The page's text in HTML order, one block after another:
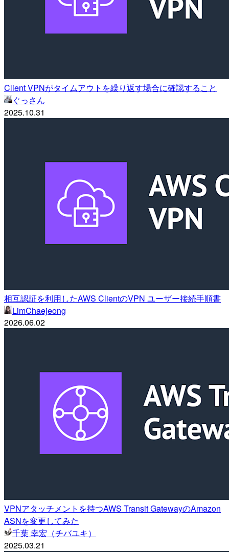
Client VPNがタイムアウトを繰り返す場合に確認すること
ぐっさん
2025.10.31
相互認証を利用したAWS ClientのVPN ユーザー接続手順書
LimChaejeong
2026.06.02
VPNアタッチメントを持つAWS Transit GatewayのAmazon
ASNを変更してみた
千葉 幸宏（チバユキ）
2025.03.21